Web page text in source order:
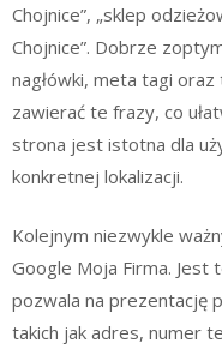
Chojnice”, „sklep
Chojnice”. Dobrze
nagłówki, meta tagi
zawierać te frazy, co
strona jest istotna dla
konkretnej lokalizacji.
Kolejnym niezwykle
Google Moja Firma.
pozwala na prezentację
takich jak adres, numer